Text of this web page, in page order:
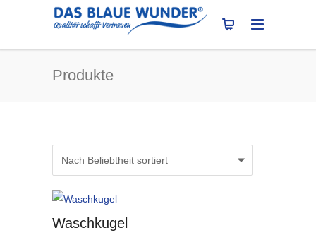
Produkte
Waschkugel